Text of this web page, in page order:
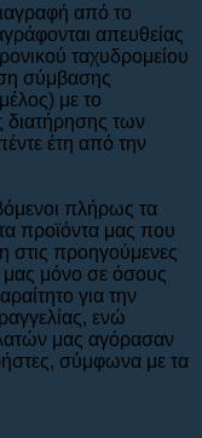
από το
απευθείας
ταχυδρομείου
σύμβασης
με το
των
έτη από την
πλήρως τα
προϊόντα μας που
στις προηγούμενες
μόνο σε όσους
για την
ενώ
μας αγόρασαν
σύμφωνα με τα